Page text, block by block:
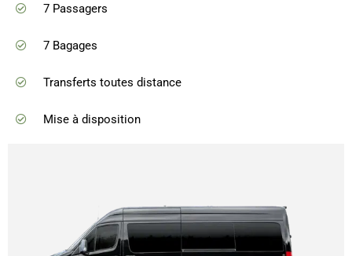
7 Passagers
7 Bagages
Transferts toutes distance
Mise à disposition